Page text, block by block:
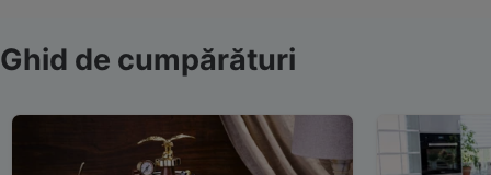
Ghid de cumpărături